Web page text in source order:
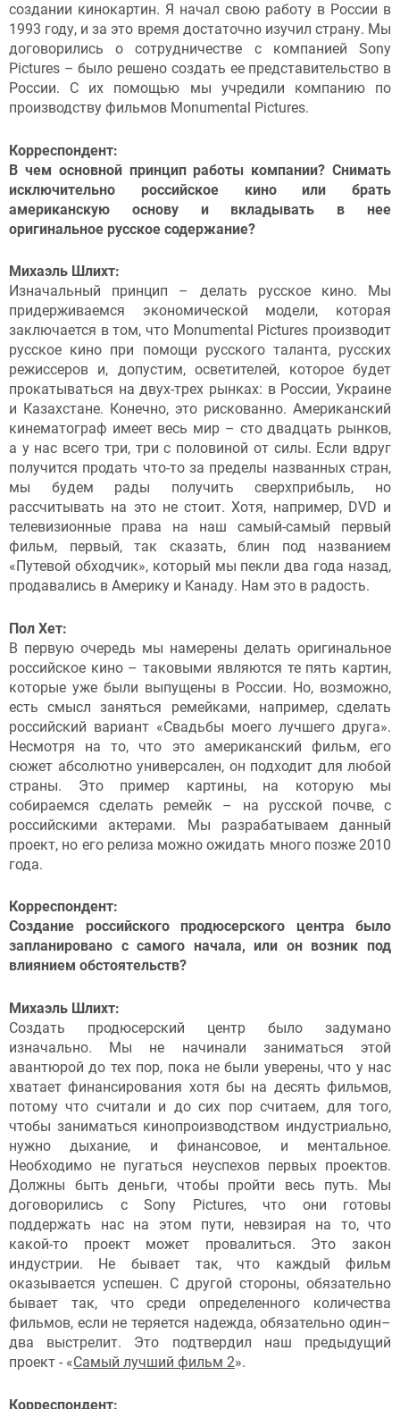
создании кинокартин. Я начал свою работу в России в
1993 году, и за это время достаточно изучил страну. Мы
договорились о сотрудничестве с компанией Sony
Pictures – было решено создать ее представительство в
России. С их помощью мы учредили компанию по
производству фильмов Monumental Pictures.
Корреспондент:
В чем основной принцип работы компании? Снимать
исключительно российское кино или брать
американскую основу и вкладывать в нее
оригинальное русское содержание?
Михаэль Шлихт:
Изначальный принцип – делать русское кино. Мы
придерживаемся экономической модели, которая
заключается в том, что Monumental Pictures производит
русское кино при помощи русского таланта, русских
режиссеров и, допустим, осветителей, которое будет
прокатываться на двух-трех рынках: в России, Украине
и Казахстане. Конечно, это рискованно. Американский
кинематограф имеет весь мир – сто двадцать рынков,
а у нас всего три, три с половиной от силы. Если вдруг
получится продать что-то за пределы названных стран,
мы будем рады получить сверхприбыль, но
рассчитывать на это не стоит. Хотя, например, DVD и
телевизионные права на наш самый-самый первый
фильм, первый, так сказать, блин под названием
«Путевой обходчик», который мы пекли два года назад,
продавались в Америку и Канаду. Нам это в радость.
Пол Хет:
В первую очередь мы намерены делать оригинальное
российское кино – таковыми являются те пять картин,
которые уже были выпущены в России. Но, возможно,
есть смысл заняться ремейками, например, сделать
российский вариант «Свадьбы моего лучшего друга».
Несмотря на то, что это американский фильм, его
сюжет абсолютно универсален, он подходит для любой
страны. Это пример картины, на которую мы
собираемся сделать ремейк – на русской почве, с
российскими актерами. Мы разрабатываем данный
проект, но его релиза можно ожидать много позже 2010
года.
Корреспондент:
Создание российского продюсерского центра было
запланировано с самого начала, или он возник под
влиянием обстоятельств?
Михаэль Шлихт:
Создать продюсерский центр было задумано
изначально. Мы не начинали заниматься этой
авантюрой до тех пор, пока не были уверены, что у нас
хватает финансирования хотя бы на десять фильмов,
потому что считали и до сих пор считаем, для того,
чтобы заниматься кинопроизводством индустриально,
нужно дыхание, и финансовое, и ментальное.
Необходимо не пугаться неуспехов первых проектов.
Должны быть деньги, чтобы пройти весь путь. Мы
договорились с Sony Pictures, что они готовы
поддержать нас на этом пути, невзирая на то, что
какой-то проект может провалиться. Это закон
индустрии. Не бывает так, что каждый фильм
оказывается успешен. С другой стороны, обязательно
бывает так, что среди определенного количества
фильмов, если не теряется надежда, обязательно один–
два выстрелит. Это подтвердил наш предыдущий
проект - «Самый лучший фильм 2».
Корреспондент: